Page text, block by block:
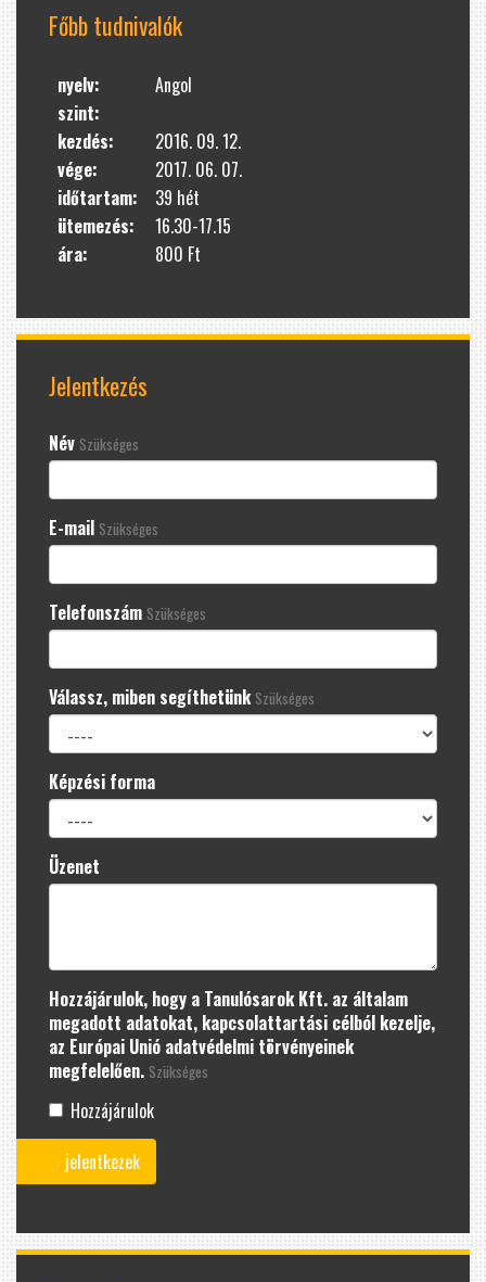
Főbb tudnivalók
nyelv:
Angol
szint:
kezdés:
2016. 09. 12.
vége:
2017. 06. 07.
időtartam:
39 hét
ütemezés:
16.30-17.15
ára:
800 Ft
Jelentkezés
Név Szükséges
E-mail Szükséges
Telefonszám Szükséges
Válassz, miben segíthetünkSzükséges
Képzési forma
Üzenet
Hozzájárulok, hogy a Tanulósarok Kft. az általam
megadott adatokat, kapcsolattartási célból kezelje,
az Európai Unió adatvédelmi törvényeinek
megfelelően. Szükséges
Hozzájárulok